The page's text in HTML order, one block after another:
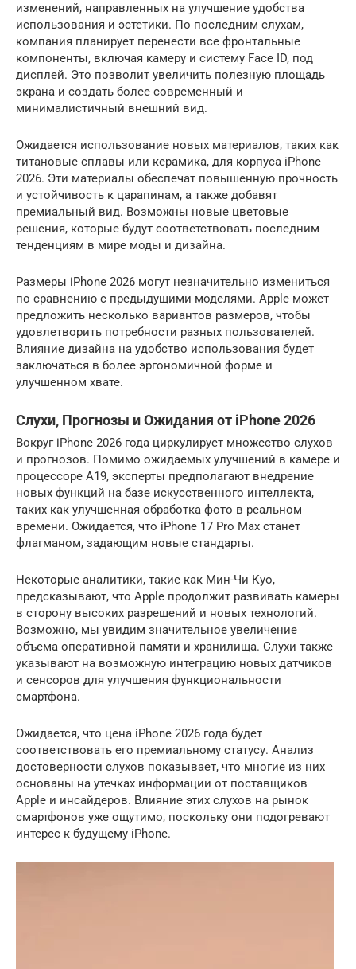
изменений, направленных на улучшение удобства
использования и эстетики. По последним слухам,
компания планирует перенести все фронтальные
компоненты, включая камеру и систему Face ID, под
дисплей. Это позволит увеличить полезную площадь
экрана и создать более современный и
минималистичный внешний вид.
Ожидается использование новых материалов, таких как
титановые сплавы или керамика, для корпуса iPhone
2026. Эти материалы обеспечат повышенную прочность
и устойчивость к царапинам, а также добавят
премиальный вид. Возможны новые цветовые
решения, которые будут соответствовать последним
тенденциям в мире моды и дизайна.
Размеры iPhone 2026 могут незначительно измениться
по сравнению с предыдущими моделями. Apple может
предложить несколько вариантов размеров, чтобы
удовлетворить потребности разных пользователей.
Влияние дизайна на удобство использования будет
заключаться в более эргономичной форме и
улучшенном хвате.
Слухи, Прогнозы и Ожидания от iPhone 2026
Вокруг iPhone 2026 года циркулирует множество слухов
и прогнозов. Помимо ожидаемых улучшений в камере и
процессоре A19, эксперты предполагают внедрение
новых функций на базе искусственного интеллекта,
таких как улучшенная обработка фото в реальном
времени. Ожидается, что iPhone 17 Pro Max станет
флагманом, задающим новые стандарты.
Некоторые аналитики, такие как Мин-Чи Куо,
предсказывают, что Apple продолжит развивать камеры
в сторону высоких разрешений и новых технологий.
Возможно, мы увидим значительное увеличение
объема оперативной памяти и хранилища. Слухи также
указывают на возможную интеграцию новых датчиков
и сенсоров для улучшения функциональности
смартфона.
Ожидается, что цена iPhone 2026 года будет
соответствовать его премиальному статусу. Анализ
достоверности слухов показывает, что многие из них
основаны на утечках информации от поставщиков
Apple и инсайдеров. Влияние этих слухов на рынок
смартфонов уже ощутимо, поскольку они подогревают
интерес к будущему iPhone.